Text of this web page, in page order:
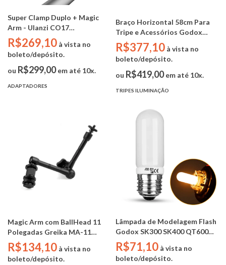
Super Clamp Duplo + Magic
Arm - Ulanzi CO17
(capacidade de carga de 3.5
kg)
R$269,10 à vista no
boleto/depósito.
ou R$299,00em até 10x.
ADAPTADORES
Braço Horizontal 58cm Para
Tripe e Acessórios Godox
LSA10 (Dual Mount Arm)
R$377,10 à vista no
boleto/depósito.
ou R$419,00em até 10x.
TRIPES ILUMINAÇÃO
Magic Arm com BallHead 11
Polegadas Greika MA-11
(28cm)
R$134,10 à vista no
boleto/depósito.
Lâmpada de Modelagem Flash
Godox SK300 SK400 QT600
(Bocal E27 / 150w / 110V)
R$71,10 à vista no
boleto/depósito.